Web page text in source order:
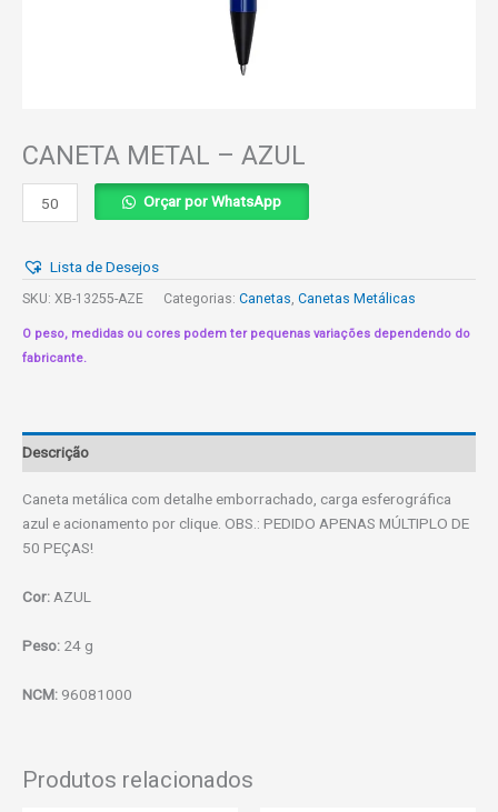
CANETA METAL – AZUL
CANETA
METAL
AZUL
quantidade
Orçar por WhatsApp
Lista de Desejos
SKU: XB-13255-AZE Categorias: Canetas, Canetas Metálicas
O peso, medidas ou cores podem ter pequenas variações dependendo do
fabricante.
Descrição
Caneta metálica com detalhe emborrachado, carga esferográfica
azul e acionamento por clique. OBS.: PEDIDO APENAS MÚLTIPLO DE
50 PEÇAS!
Cor: AZUL
Peso: 24 g
NCM: 96081000
Produtos relacionados